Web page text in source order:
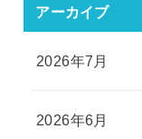
アーカイブ
2026年7月
2026年6月